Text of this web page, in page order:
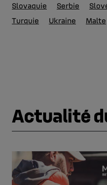
Slovaquie
Serbie
Turquie
Ukraine Malte
Actualité